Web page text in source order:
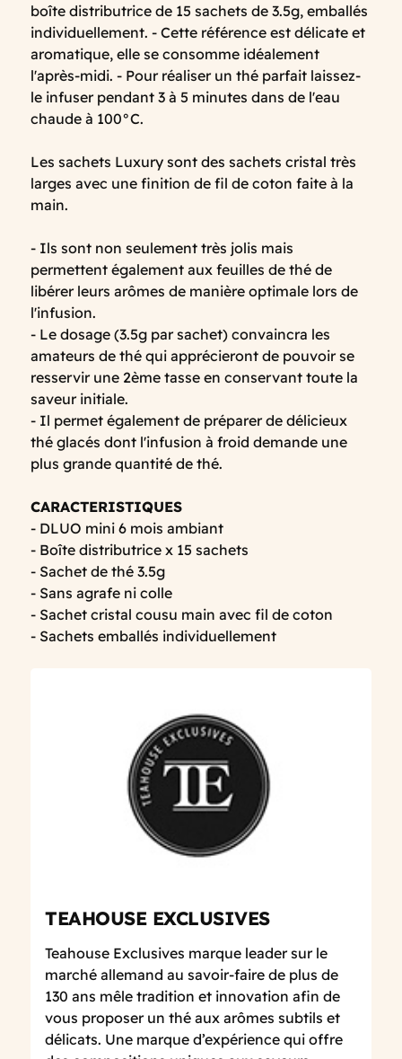
boîte distributrice de 15 sachets de 3.5g, emballés
individuellement. - Cette référence est délicate et
aromatique, elle se consomme idéalement
l'après-midi. - Pour réaliser un thé parfait laissez-
le infuser pendant 3 à 5 minutes dans de l'eau
chaude à 100°C.
Les sachets Luxury sont des sachets cristal très
larges avec une finition de fil de coton faite à la
main.
- Ils sont non seulement très jolis mais
permettent également aux feuilles de thé de
libérer leurs arômes de manière optimale lors de
l'infusion.
- Le dosage (3.5g par sachet) convaincra les
amateurs de thé qui apprécieront de pouvoir se
resservir une 2ème tasse en conservant toute la
saveur initiale.
- Il permet également de préparer de délicieux
thé glacés dont l'infusion à froid demande une
plus grande quantité de thé.
CARACTERISTIQUES
- DLUO mini 6 mois ambiant
- Boîte distributrice x 15 sachets
- Sachet de thé 3.5g
- Sans agrafe ni colle
- Sachet cristal cousu main avec fil de coton
- Sachets emballés individuellement
TEAHOUSE EXCLUSIVES
Teahouse Exclusives marque leader sur le
marché allemand au savoir-faire de plus de
130 ans mêle tradition et innovation afin de
vous proposer un thé aux arômes subtils et
délicats. Une marque d’expérience qui offre